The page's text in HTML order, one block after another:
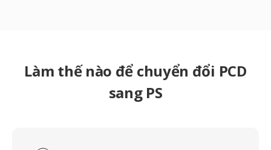
Làm thế nào để chuyển đổi PCD
sang PS